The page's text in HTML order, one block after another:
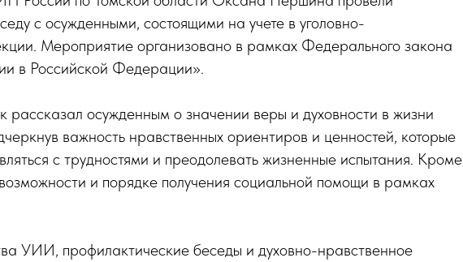
с осужденными, состоящими на учете в уголовно-
Мероприятие организовано в рамках Федерального закона
в Российской Федерации».
рассказал осужденным о значении веры и духовности в жизни
важность нравственных ориентиров и ценностей, которые
с трудностями и преодолевать жизненные испытания. Кроме
и порядке получения социальной помощи в рамках
УИИ, профилактические беседы и духовно-нравственное